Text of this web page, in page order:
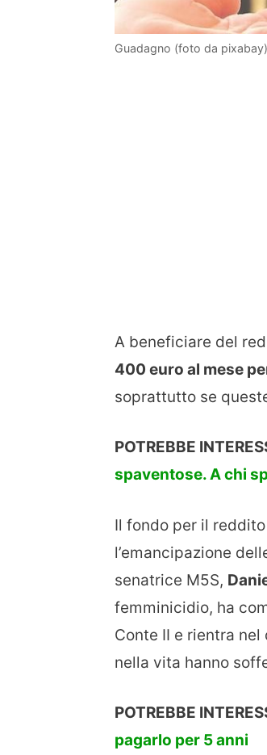
Guadagno (foto da pixabay)
A beneficiare del
400 euro al mese
soprattutto se
POTREBBE
spaventose. A chi
Il fondo per il
l’emancipazione
senatrice M5S,
femminicidio, ha
Conte II e rientra nel
nella vita hanno
POTREBBE
pagarlo per 5 anni